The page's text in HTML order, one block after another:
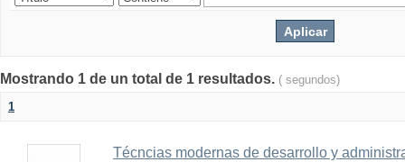
Mostrando 1 de un total de 1 resultados. ( segundos)
1
Técncias modernas de desarrollo y